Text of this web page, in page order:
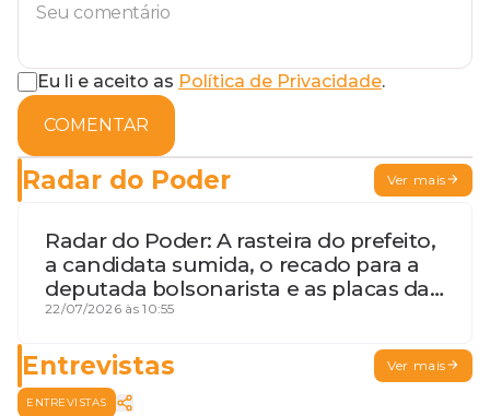
Eu li e aceito as Política de Privacidade.
COMENTAR
Radar do Poder Ver mais
Radar do Poder: A rasteira do prefeito,
a candidata sumida, o recado para a
deputada bolsonarista e as placas da
discórdia
22/07/2026 às 10:55
Entrevistas Ver mais
ENTREVISTAS